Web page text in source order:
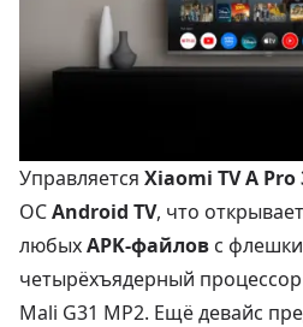
Управляется Xiaomi TV A Pro
ОСAndroid TV, что
любыхAPK-файлов с
четырёхъядерный
Mali G31 MP2. Ещё девайс